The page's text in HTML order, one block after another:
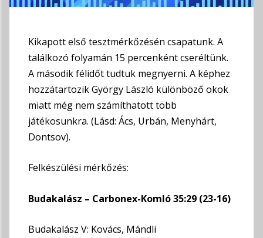
Kikapott első tesztmérkőzésén csapatunk. A
találkozó folyamán 15 percenként cseréltünk.
A második félidőt tudtuk megnyerni. A képhez
hozzátartozik György László különböző okok
miatt még nem számíthatott több
játékosunkra. (Lásd: Ács, Urbán, Menyhárt,
Dontsov).
Felkészülési mérkőzés:
Budakalász – Carbonex-Komló 35:29 (23-16)
Budakalász V: Kovács, Mándli